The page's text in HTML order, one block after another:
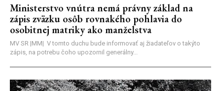
Ministerstvo vnútra nemá právny základ na
zápis zväzku osôb rovnakého pohlavia do
osobitnej matriky ako manželstva
MV SR |MM| V tomto duchu bude informovať aj žiadateľov o takýto
zápis, na potrebu čoho upozornil generálny...